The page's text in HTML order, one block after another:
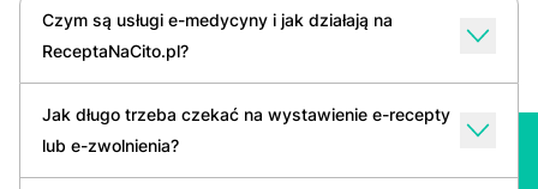
Czym są usługi e-medycyny i jak działają na
ReceptaNaCito.pl?
Jak długo trzeba czekać na wystawienie e-recepty
lub e-zwolnienia?